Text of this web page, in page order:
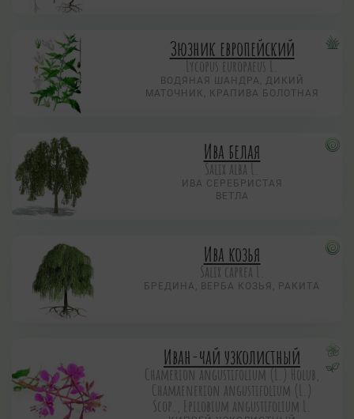
Зюзник европейский
Lycopus europaeus L.
ВОДЯНАЯ ШАНДРА, ДИКИЙ
МАТОЧНИК, КРАПИВА БОЛОТНАЯ
Ива белая
Salix alba L.
ИВА СЕРЕБРИСТАЯ
ВЕТЛА
Ива козья
Salix caprea L.
БРЕДИНА, ВЕРБА КОЗЬЯ, РАКИТА
Иван-чай узколистный
Chamerion angustifolium (L.) Holub,
Chamaenerion angustifolium (L.)
Scop., Epilobium angustifolium L.